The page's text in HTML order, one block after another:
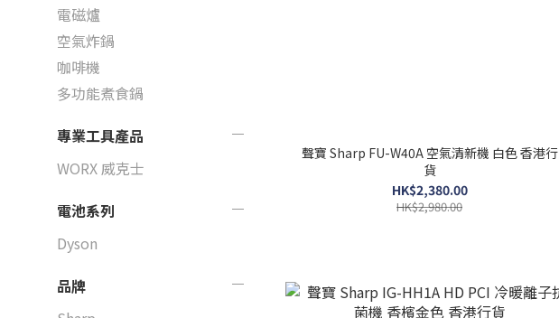
電磁爐
空氣炸鍋
咖啡機
多功能煮食鍋
專業工具產品
WORX 威克士
電池系列
Dyson
品牌
聲寶 Sharp FU-W40A 空氣清新機 白色 香港行
貨
HK$2,380.00
HK$2,980.00